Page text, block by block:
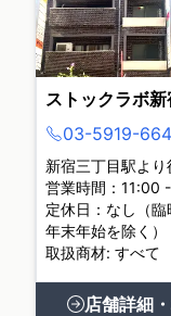
ストックラボ
03-5919-
新宿三丁目駅よ
営業時間：11:00
定休日：なし（臨
年末年始を除く）
取扱商材: すべて
店舗詳細